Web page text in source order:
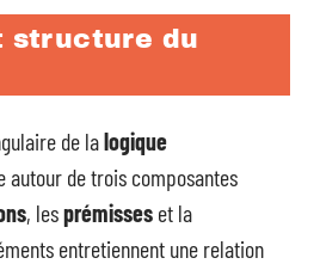
structure du
de lalogique
autour de trois composantes
, lesprémisses et la
entretiennent une relation